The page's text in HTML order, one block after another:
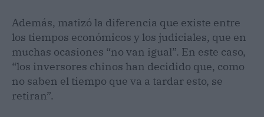
Además, matizó la diferencia que existe entre
los tiempos económicos y los judiciales, que en
muchas ocasiones “no van igual”. En este caso,
“los inversores chinos han decidido que, como
no saben el tiempo que va a tardar esto, se
retiran”.